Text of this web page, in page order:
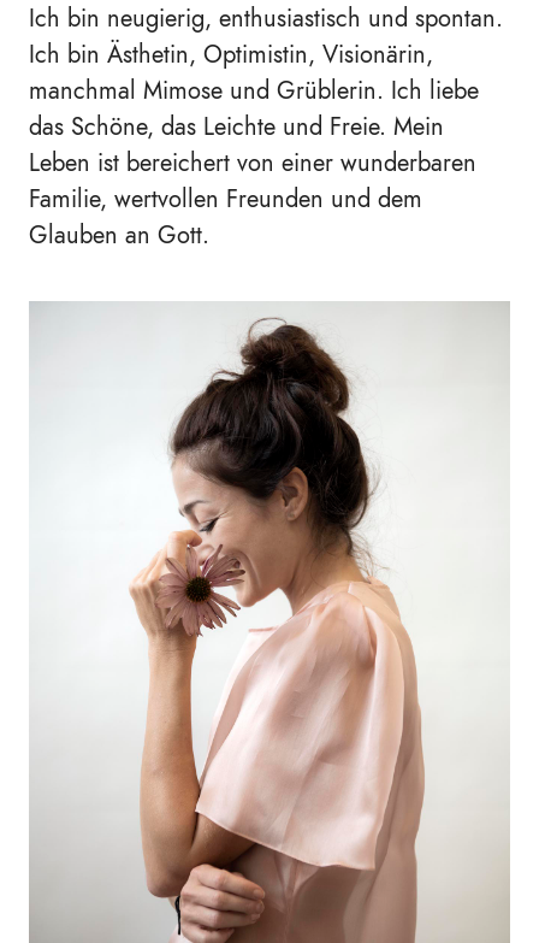
Ich bin neugierig, enthusiastisch und spontan.
Ich bin Ästhetin, Optimistin, Visionärin,
manchmal Mimose und Grüblerin. Ich liebe
das Schöne, das Leichte und Freie. Mein
Leben ist bereichert von einer wunderbaren
Familie, wertvollen Freunden und dem
Glauben an Gott.